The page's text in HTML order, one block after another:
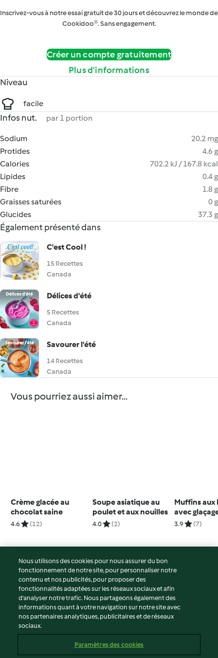
Inscrivez-vous à notre essai gratuit de 30 jours et découvrez le monde de
Cookidoo®. Sans engagement.
Créer un compte gratuitement
Plus d’informations
Niveau
facile
Infos nut. par 1 portion
Sodium
20.2 mg
Protides
4.6 g
Calories
702.2 kJ / 167.8 kcal
Lipides
0.4 g
Fibre
1.8 g
Graisses saturées
0 g
Glucides
37.3 g
Également présenté dans
C'est Cool !
15 Recettes
Canada
Délices d'été
5 Recettes
Canada
Savourer l'été
14 Recettes
Canada
Vous pourriez aussi aimer...
Crème glacée au
chocolat saine
4.6 (12)
Soupe asiatique au
poulet et aux nouilles
4.0 (2)
Muffins aux
avec
3.9 (7)
© Copyright 2026
Conditions d'utilisation
Politique de confidentialité
Non-responsabilité
Mentions légales
Contenu du rapport
Nous utilisons des cookies pour nous assurer du bon
fonctionnement de notre site, pour personnaliser notre
contenu et nos publicités, pour proposer des
fonctionnalités adaptées sur les réseaux sociaux et afin
d’analyser notre trafic. Nous partageons également des
informations quant à votre navigation sur notre site avec
nos partenaires analytiques, publicitaires et de réseaux
sociaux.
Paramètres des cookies